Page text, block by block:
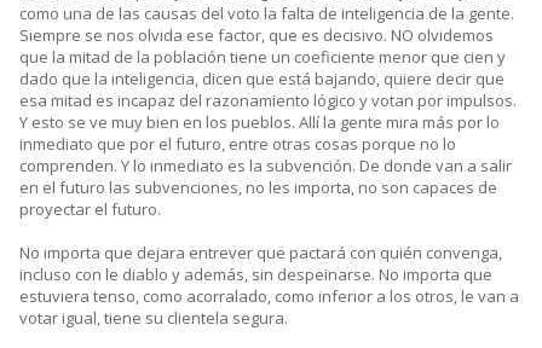
como una de las causas del voto la falta de inteligencia de la gente.
Siempre se nos olvida ese factor, que es decisivo. NO olvidemos
que la mitad de la población tiene un coeficiente menor que cien y
dado que la inteligencia, dicen que está bajando, quiere decir que
esa mitad es incapaz del razonamiento lógico y votan por impulsos.
Y esto se ve muy bien en los pueblos. Allí la gente mira más por lo
inmediato que por el futuro, entre otras cosas porque no lo
comprenden. Y lo inmediato es la subvención. De donde van a salir
en el futuro las subvenciones, no les importa, no son capaces de
proyectar el futuro.
No importa que dejara entrever que pactará con quién convenga,
incluso con le diablo y además, sin despeinarse. No importa que
estuviera tenso, como acorralado, como inferior a los otros, le van a
votar igual, tiene su clientela segura.